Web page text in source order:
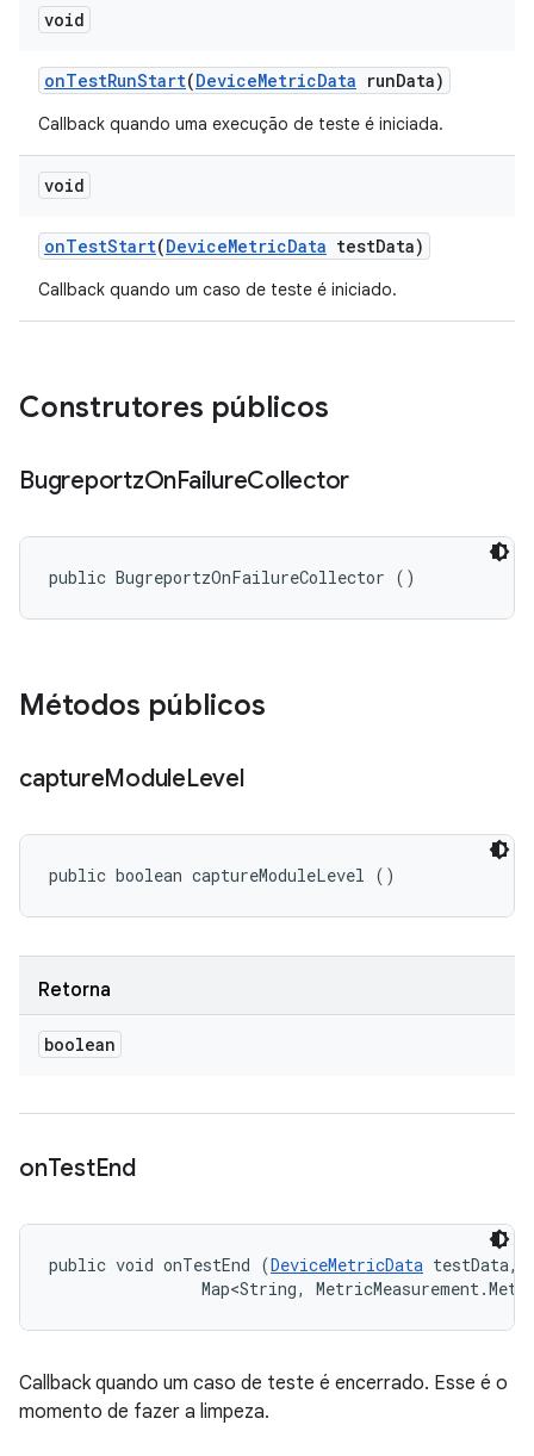
void
onTestRunStart(DeviceMetricData runData)
Callback quando uma execução de teste é iniciada.
void
onTestStart(DeviceMetricData testData)
Callback quando um caso de teste é iniciado.
Construtores públicos
BugreportzOnFailureCollector
public BugreportzOnFailureCollector ()
Métodos públicos
captureModuleLevel
public boolean captureModuleLevel ()
Retorna
boolean
onTestEnd
public void onTestEnd (DeviceMetricData testData,
Map<String,
Callback quando um caso de teste é encerrado. Esse é o
momento de fazer a limpeza.